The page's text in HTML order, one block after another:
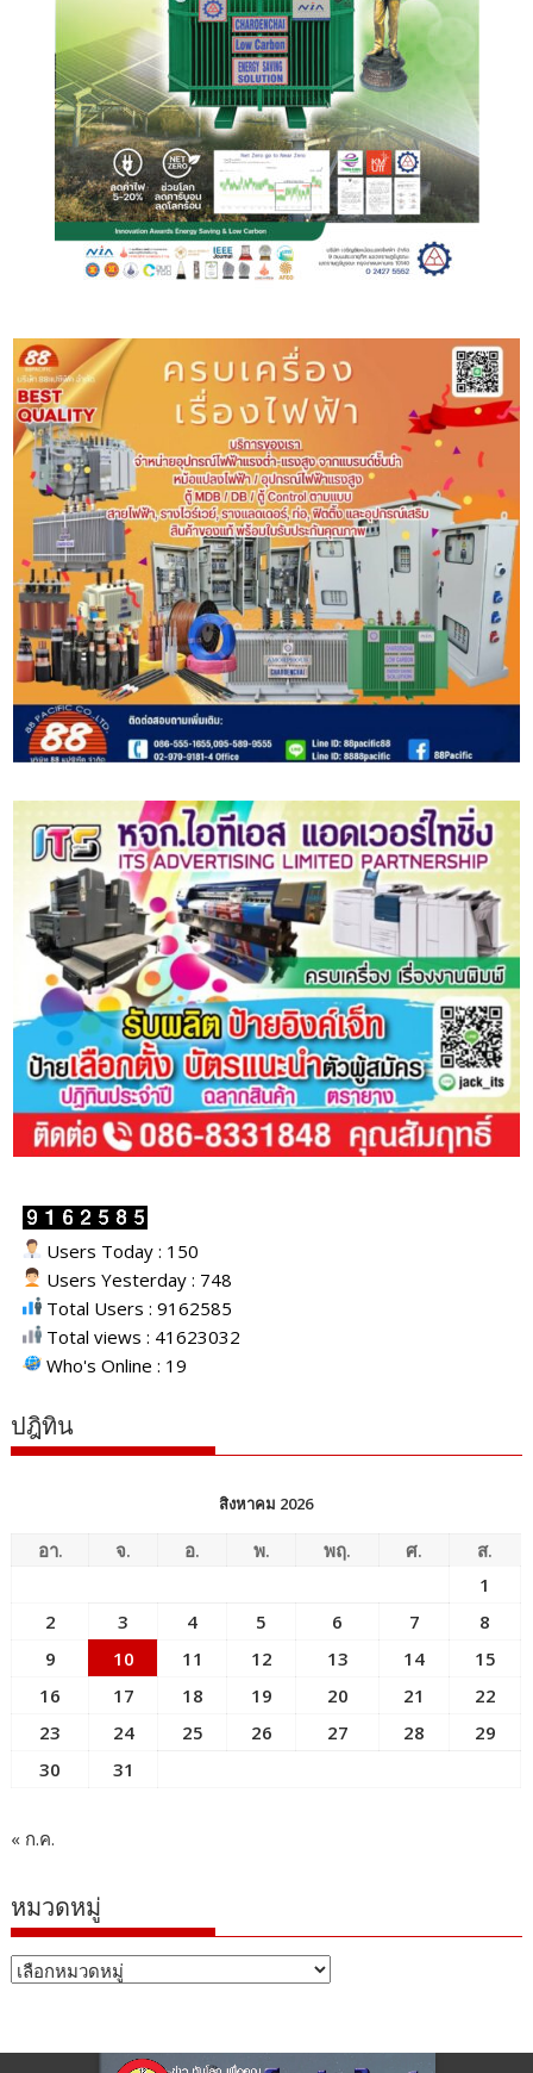
Users Today : 150
Users Yesterday : 748
Total Users : 9162585
Total views : 41623032
Who's Online : 19
ปฎิทิน
สิงหาคม 2026
อา. จ. อ. พ. พฤ. ศ.
ส.
1
2
3 4 5 6 7
8
9
10 11 12 13 14
15
16
17 18 19 20 21
22
23
24 25 26 27 28
29
30
31
« ก.ค.
หมวดหมู่
หมวด